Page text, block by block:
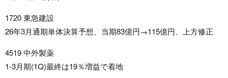
1720 東急建設
26年3月通期単体決算予想、当期83億円→115億円、上方修正
4519 中外製薬
1-3月期(1Q)最終は19％増益で着地